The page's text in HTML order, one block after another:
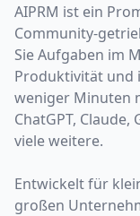
AIPRM ist ein
Community-
Sie Aufgaben im
Produktivität und
weniger Minuten
ChatGPT,
viele weitere.
Entwickelt für
großen